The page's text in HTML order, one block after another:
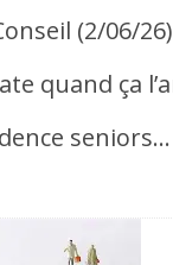
(2/06/
quand ça
seniors…